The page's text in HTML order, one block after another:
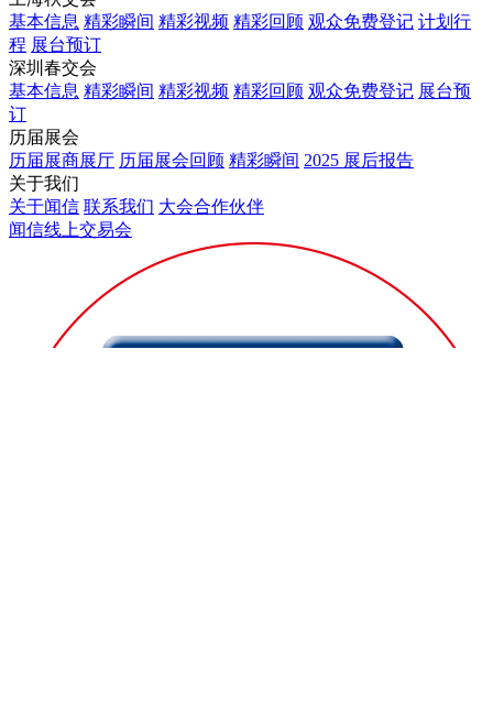
基本信息 精彩瞬间 精彩视频 精彩回顾 观众免费登记 计划行
程 展台预订
深圳春交会
基本信息 精彩瞬间 精彩视频 精彩回顾 观众免费登记 展台预
订
历届展会
历届展商展厅 历届展会回顾 精彩瞬间 2025 展后报告
关于我们
关于闻信 联系我们 大会合作伙伴
闻信线上交易会